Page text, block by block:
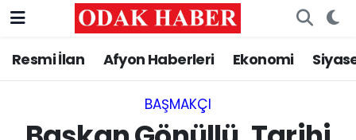
Resmi İlan Afyon Haberleri Ekonomi
BAŞMAKÇI
AFYONKARAHİSAR HABERLERİ
Nöbetçi Eczaneler